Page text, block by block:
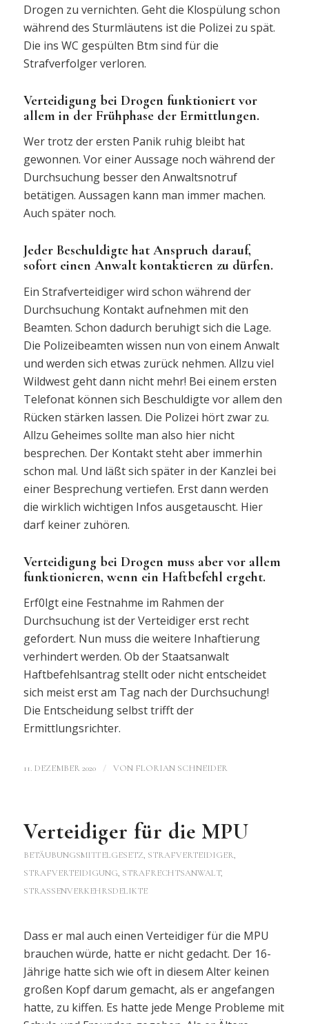
Drogen zu vernichten. Geht die Klospülung schon
während des Sturmläutens ist die Polizei zu spät.
Die ins WC gespülten Btm sind für die
Strafverfolger verloren.
Verteidigung bei Drogen funktioniert vor
allem in der Frühphase der Ermittlungen.
Wer trotz der ersten Panik ruhig bleibt hat
gewonnen. Vor einer Aussage noch während der
Durchsuchung besser den Anwaltsnotruf
betätigen. Aussagen kann man immer machen.
Auch später noch.
Jeder Beschuldigte hat Anspruch darauf,
sofort einen Anwalt kontaktieren zu dürfen.
Ein Strafverteidiger wird schon während der
Durchsuchung Kontakt aufnehmen mit den
Beamten. Schon dadurch beruhigt sich die Lage.
Die Polizeibeamten wissen nun von einem Anwalt
und werden sich etwas zurück nehmen. Allzu viel
Wildwest geht dann nicht mehr! Bei einem ersten
Telefonat können sich Beschuldigte vor allem den
Rücken stärken lassen. Die Polizei hört zwar zu.
Allzu Geheimes sollte man also hier nicht
besprechen. Der Kontakt steht aber immerhin
schon mal. Und läßt sich später in der Kanzlei bei
einer Besprechung vertiefen. Erst dann werden
die wirklich wichtigen Infos ausgetauscht. Hier
darf keiner zuhören.
Verteidigung bei Drogen muss aber vor allem
funktionieren, wenn ein Haftbefehl ergeht.
Erf0lgt eine Festnahme im Rahmen der
Durchsuchung ist der Verteidiger erst recht
gefordert. Nun muss die weitere Inhaftierung
verhindert werden. Ob der Staatsanwalt
Haftbefehlsantrag stellt oder nicht entscheidet
sich meist erst am Tag nach der Durchsuchung!
Die Entscheidung selbst trifft der
Ermittlungsrichter.
11. DEZEMBER 2020 / VON FLORIAN SCHNEIDER
Verteidiger für die MPU
BETÄUBUNGSMITTELGESETZ, STRAFVERTEIDIGER,
STRAFVERTEIDIGUNG, STRAFRECHTSANWALT,
STRASSENVERKEHRSDELIKTE
Dass er mal auch einen Verteidiger für die MPU
brauchen würde, hatte er nicht gedacht. Der 16-
Jährige hatte sich wie oft in diesem Alter keinen
großen Kopf darum gemacht, als er angefangen
hatte, zu kiffen. Es hatte jede Menge Probleme mit